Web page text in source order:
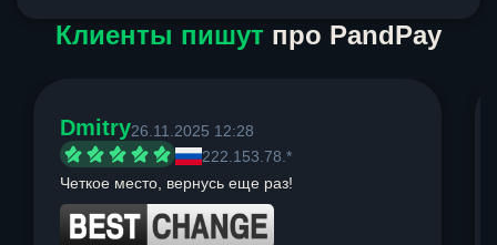
Клиенты пишут про PandPay
Dmitry26.11.2025 12:28
222.153.78.*
Четкое место, вернусь еще раз!